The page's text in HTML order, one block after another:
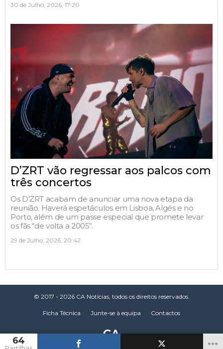
64
30 de Julho, 2026, 17:20
D’ZRT vão regressar aos palcos com
três concertos
Os D’ZRT acabam de anunciar uma nova etapa da
reunião. Haverá espetáculos em Lisboa, Algés e no
Porto, além de um passe especial que promete levar
os fãs “de volta a 2005”.
29 de Julho, 2026, 20:42
© 2017 - 2026 CA Notícias, todos os direitos reservados.
Ficha Técnica Junte-se à equipa Contactos